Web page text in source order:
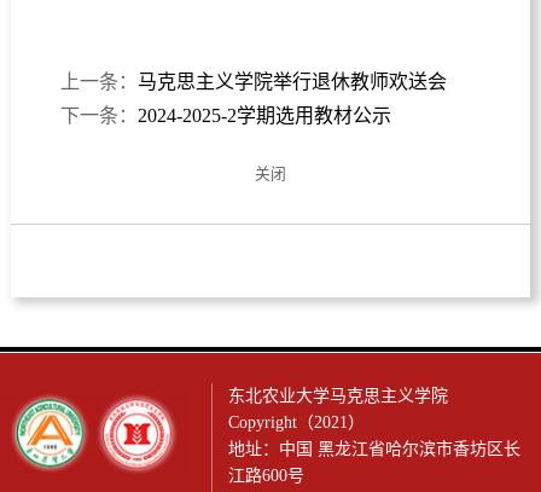
上一条： 马克思主义学院举行退休教师欢送会
下一条： 2024-2025-2学期选用教材公示
关闭
东北农业大学马克思主义学院
Copyright（2021）
地址：中国 黑龙江省哈尔滨市香坊区长
江路600号